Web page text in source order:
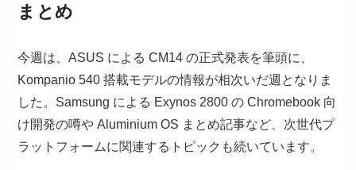
まとめ
今週は、ASUS による CM14 の正式発表を筆頭に、
Kompanio 540 搭載モデルの情報が相次いだ週となりま
した。Samsung による Exynos 2800 の Chromebook 向
け開発の噂や Aluminium OS まとめ記事など、次世代プ
ラットフォームに関連するトピックも続いています。